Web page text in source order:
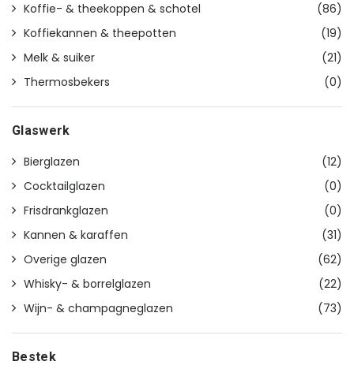
Koffie- & theekoppen & schotel
(86)
Koffiekannen & theepotten
(19)
Melk & suiker
(21)
Thermosbekers
(0)
Glaswerk
Bierglazen
(12)
Cocktailglazen
(0)
Frisdrankglazen
(0)
Kannen & karaffen
(31)
Overige glazen
(62)
Whisky- & borrelglazen
(22)
Wijn- & champagneglazen
(73)
Bestek